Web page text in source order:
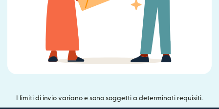
I limiti di invio variano e sono soggetti a determinati requisiti.